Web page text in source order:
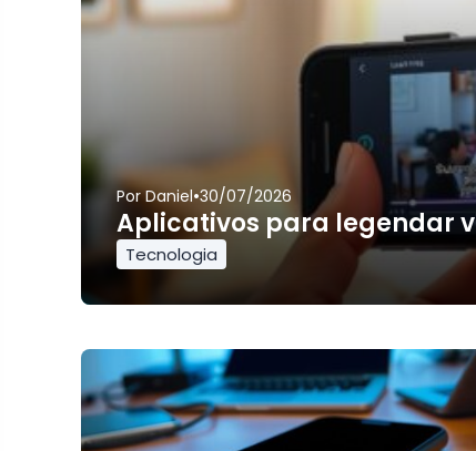
PorDaniel•30/07/2026
Aplicativos para legendar
Tecnologia